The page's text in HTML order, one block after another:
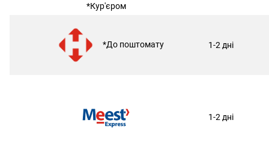
*Кур'єром
*До поштомату 1-2 дні
1-2 дні